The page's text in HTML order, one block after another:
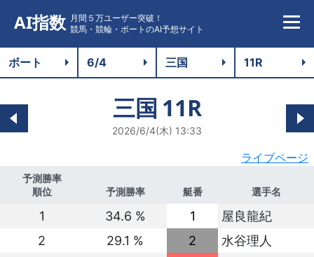
AI指数 月間５万ユーザー突破！
競馬・競輪・ボートのAI予想サイト
三国 11R
2026/6/4(木) 13:33
ライブページ
予測勝率
順位
予測勝率 艇番 選手名
1 34.6 % 1
屋良龍紀
2
29.1 % 2
水谷理人